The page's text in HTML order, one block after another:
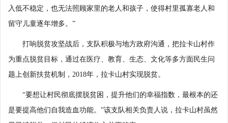
入低不稳定，也无法照顾家里的老人和孩子，使得村里孤寡老人和
留守儿童逐年增多。”
打响脱贫攻坚战后，支队积极与地方政府沟通，把拉卡山村作
为重点脱贫目标，通过在医疗、教育、生态、文化等多方面民生问
题上创新扶贫机制，2018年，拉卡山村实现脱贫。
“要想让村民彻底摆脱贫困，提升他们的幸福指数，最根本的还
是要提高他们自我造血功能。”该支队相关负责人说，拉卡山村虽然